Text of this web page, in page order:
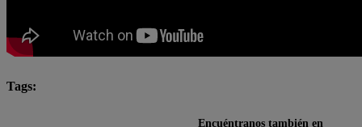
Tags:
Encuéntranos también en